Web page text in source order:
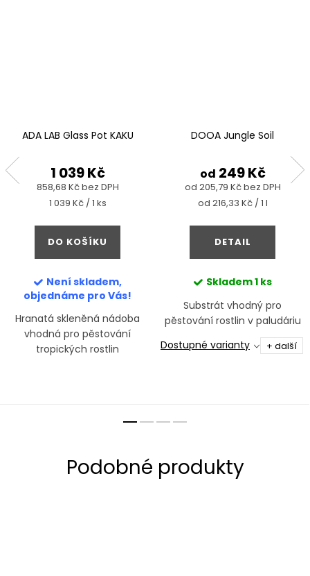
ADA LAB Glass Pot KAKU
858,68 Kč bez DPH
1 039 Kč
Měrná
1 039 Kč / 1 ks
DO KOŠÍKU
Není skladem,
objednáme pro Vás!
Hranatá skleněná nádoba
vhodná pro pěstování
tropických rostlin
DOOA Jungle Soil
od 205,79 Kč bez DPH
od 249 Kč
Měrná
od 216,33 Kč / 1 l
DETAIL
Skladem1 ks
Substrát vhodný pro
pěstování rostlin v paludáriu
Dostupné varianty
+ další